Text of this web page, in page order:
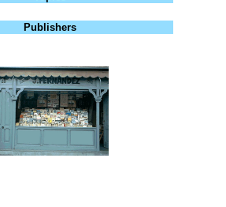
Publishers